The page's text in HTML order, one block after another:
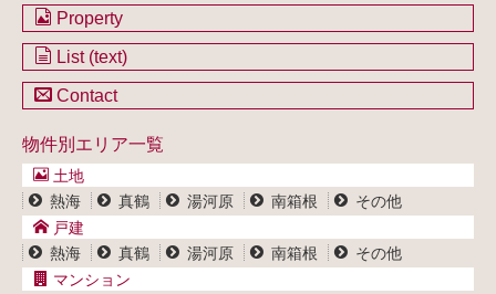
会社のご案内
不動産を購入したい方
不動産を売却したい方
不動産買取システム
Property
土地一覧
戸建一覧
マンション一覧
事業用物件一覧
List (text)
土地一覧
マンション一覧
事業用物件一覧
Contact
ブログ
プライバシーポリシー
サイトポリシー
物件別エリア一覧
土地
熱海
真鶴 湯河原 南箱根
その他
戸建
熱海
真鶴 湯河原 南箱根
その他
マンション